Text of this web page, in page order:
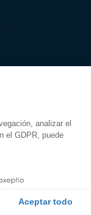
Condiciones